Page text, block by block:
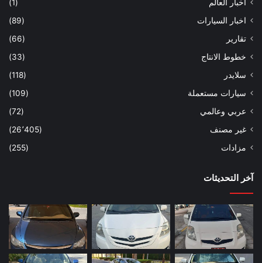
أخبار العالم
(1)
اخبار السيارات
(89)
تقارير
(66)
خطوط الانتاج
(33)
سلايدر
(118)
سيارات مستعملة
(109)
عربي وعالمي
(72)
غير مصنف
(26٬405)
مزادات
(255)
آخر التحديثات